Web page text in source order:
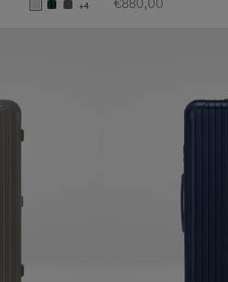
+4
€880,00